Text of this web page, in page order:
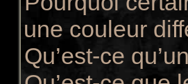
une couleur
Qu’est-ce